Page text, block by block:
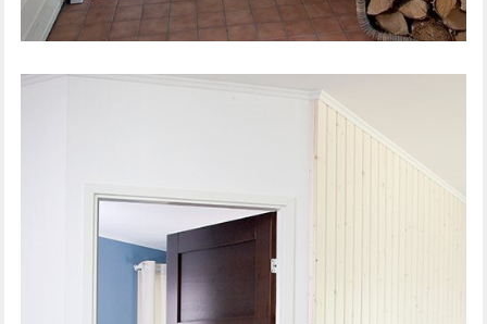
SISEUKS UNIQUE RUSTIC 332